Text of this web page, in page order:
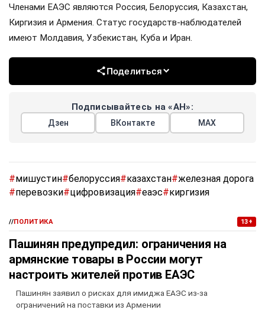
Членами ЕАЭС являются Россия, Белоруссия, Казахстан,
Киргизия и Армения. Статус государств-наблюдателей
имеют Молдавия, Узбекистан, Куба и Иран.
Поделиться
Подписывайтесь на «АН»:
Дзен ВКонтакте МАХ
#мишустин#белоруссия#казахстан#железная дорога
#перевозки#цифровизация#еаэс#киргизия
//ПОЛИТИКА 13+
Пашинян предупредил: ограничения на
армянские товары в России могут
настроить жителей против ЕАЭС
Пашинян заявил о рисках для имиджа ЕАЭС из-за
ограничений на поставки из Армении